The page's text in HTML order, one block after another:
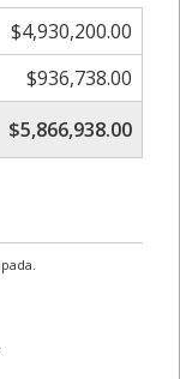
$4,930,200.00
$936,738.00
$5,866,938.00